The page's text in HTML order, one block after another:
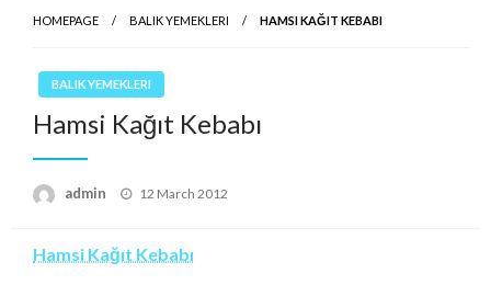
HOMEPAGE BALIK YEMEKLERI HAMSI KAĞIT KEBABI
BALIK YEMEKLERI
Hamsi Kağıt Kebabı
admin
Posted
12 March 2012
Hamsi Kağıt Kebabı